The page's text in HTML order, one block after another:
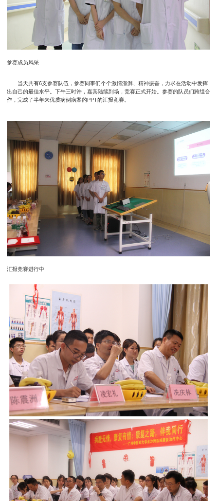
参赛成员风采
当天共有6支参赛队伍，参赛同事们个个激情澎湃、精神振奋，力求在活动中发挥
出自己的最佳水平。下午三时许，嘉宾陆续到场，竞赛正式开始。参赛的队员们跨组合
作，完成了半年来优质病例病案的PPT的汇报竞赛。
汇报竞赛进行中